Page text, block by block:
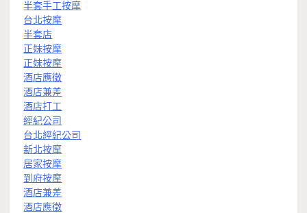
半套手工按摩
台北按摩
半套店
正妹按摩
正妹按摩
酒店應徵
酒店兼差
酒店打工
經紀公司
台北經紀公司
新北按摩
居家按摩
到府按摩
酒店兼差
酒店應徵